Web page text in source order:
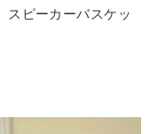
スピーカーバスケッ